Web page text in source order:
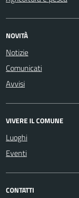
NOVITÀ
Notizie
Comunicati
Avvisi
VIVERE IL COMUNE
Luoghi
Eventi
CONTATTI